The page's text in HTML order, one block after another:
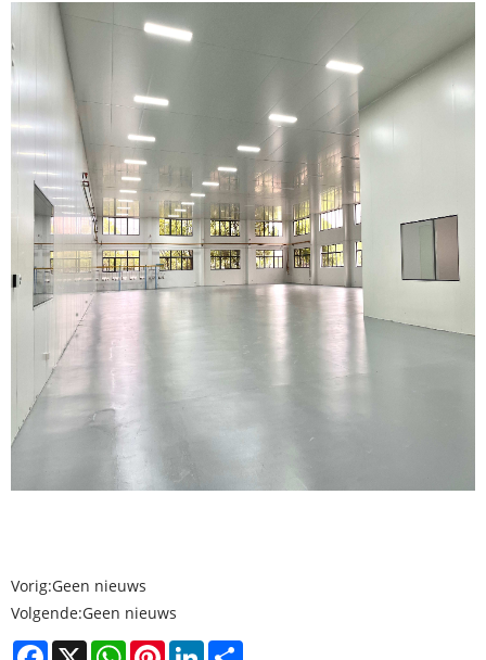
Vorig:Geen nieuws
Volgende:Geen nieuws
Facebook
X WhatsAppPinterestLinkedIn